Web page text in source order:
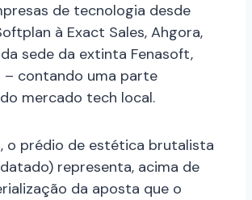
de tecnologia desde
à Exact Sales, Ahgora,
da sede da extinta Fenasoft,
contando uma parte
mercado tech local.
o prédio de estética brutalista
representa, acima de
da aposta que o